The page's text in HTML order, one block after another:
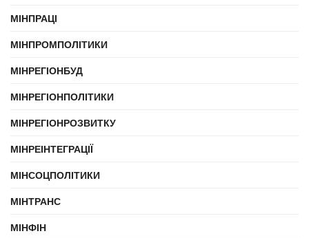
МІНПРАЦІ
МІНПРОМПОЛІТИКИ
МІНРЕГІОНБУД
МІНРЕГІОНПОЛІТИКИ
МІНРЕГІОНРОЗВИТКУ
МІНРЕІНТЕГРАЦІЇ
МІНСОЦПОЛІТИКИ
МІНТРАНС
МІНФІН